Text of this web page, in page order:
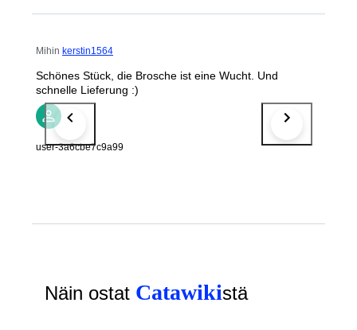
Mihin kerstin1564
Schönes Stück, die Brosche ist eine Wucht. Und
schnelle Lieferung :)
user-3a6cbe7c9a99
Näin ostat Catawikistä